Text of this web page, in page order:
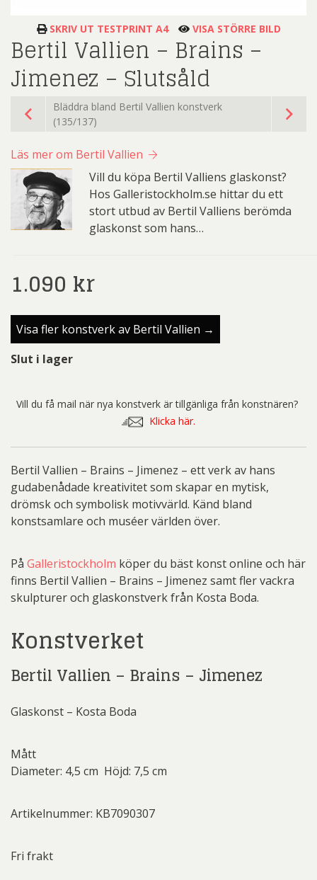
SKRIV UT TESTPRINT A4 VISA STÖRRE BILD
Bertil Vallien – Brains –
Jimenez – Slutsåld
Bläddra bland Bertil Vallien konstverk
(135/137)
Läs mer om Bertil Vallien
Vill du köpa Bertil Valliens glaskonst?
Hos Galleristockholm.se hittar du ett
stort utbud av Bertil Valliens berömda
glaskonst som hans…
1.090 kr
Visa fler konstverk av Bertil Vallien →
Slut i lager
Vill du få mail när nya konstverk är tillgänliga från konstnären?
Klicka här.
Bertil Vallien – Brains – Jimenez – ett verk av hans
gudabenådade kreativitet som skapar en mytisk,
drömsk och symbolisk motivvärld. Känd bland
konstsamlare och muséer världen över.
På Galleristockholm köper du bäst konst online och här
finns Bertil Vallien – Brains – Jimenez samt fler vackra
skulpturer och glaskonstverk från Kosta Boda.
Konstverket
Bertil Vallien – Brains – Jimenez
Glaskonst – Kosta Boda
Mått
Diameter: 4,5 cm Höjd: 7,5 cm
Artikelnummer: KB7090307
Fri frakt